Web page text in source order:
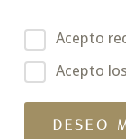
Acepto
Acepto los